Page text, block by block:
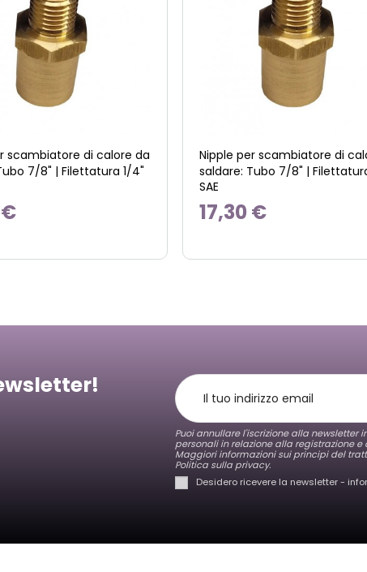
scambiatore di calore da
7/8" | Filettatura 1/4"
€
Nipple per scambiatore di
saldare: Tubo 7/8" |
SAE
17,30 €
Puoi annullare l'iscrizione alla
personali in relazione alla registrazione e
Maggiori informazioni sui principi del
Politica sulla privacy.
Desidero ricevere la newsletter -